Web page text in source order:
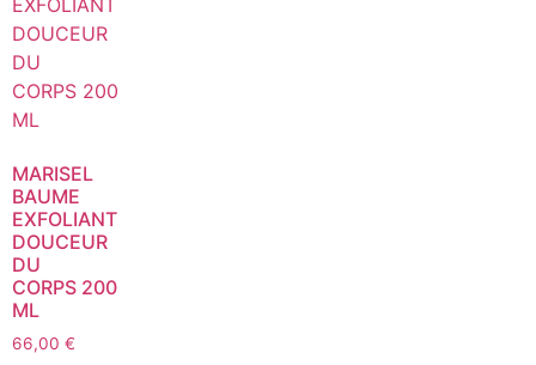
MARISEL
BAUME
EXFOLIANT
DOUCEUR
DU
CORPS 200
ML
66,00 €